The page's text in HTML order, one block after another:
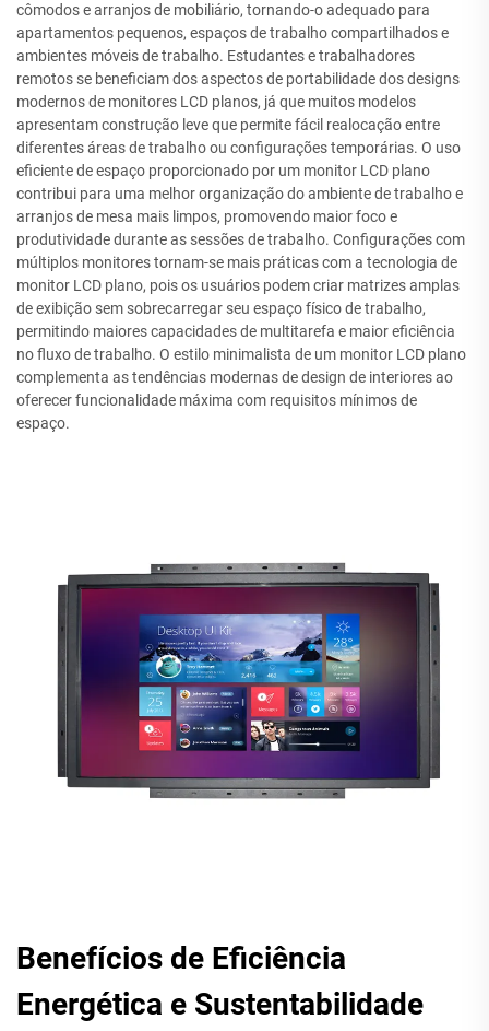
cômodos e arranjos de mobiliário, tornando-o adequado para
apartamentos pequenos, espaços de trabalho compartilhados e
ambientes móveis de trabalho. Estudantes e trabalhadores
remotos se beneficiam dos aspectos de portabilidade dos designs
modernos de monitores LCD planos, já que muitos modelos
apresentam construção leve que permite fácil realocação entre
diferentes áreas de trabalho ou configurações temporárias. O uso
eficiente de espaço proporcionado por um monitor LCD plano
contribui para uma melhor organização do ambiente de trabalho e
arranjos de mesa mais limpos, promovendo maior foco e
produtividade durante as sessões de trabalho. Configurações com
múltiplos monitores tornam-se mais práticas com a tecnologia de
monitor LCD plano, pois os usuários podem criar matrizes amplas
de exibição sem sobrecarregar seu espaço físico de trabalho,
permitindo maiores capacidades de multitarefa e maior eficiência
no fluxo de trabalho. O estilo minimalista de um monitor LCD plano
complementa as tendências modernas de design de interiores ao
oferecer funcionalidade máxima com requisitos mínimos de
espaço.
Benefícios de Eficiência
Energética e Sustentabilidade